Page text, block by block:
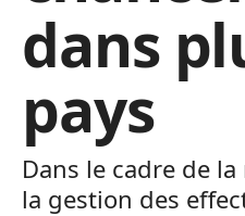
dans
pays
Dans le cadre de
la gestion des